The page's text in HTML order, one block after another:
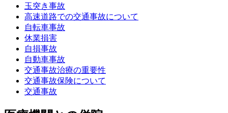
玉突き事故
高速道路での交通事故について
自転車事故
休業損害
自損事故
自動車事故
交通事故治療の重要性
交通事故保険について
交通事故